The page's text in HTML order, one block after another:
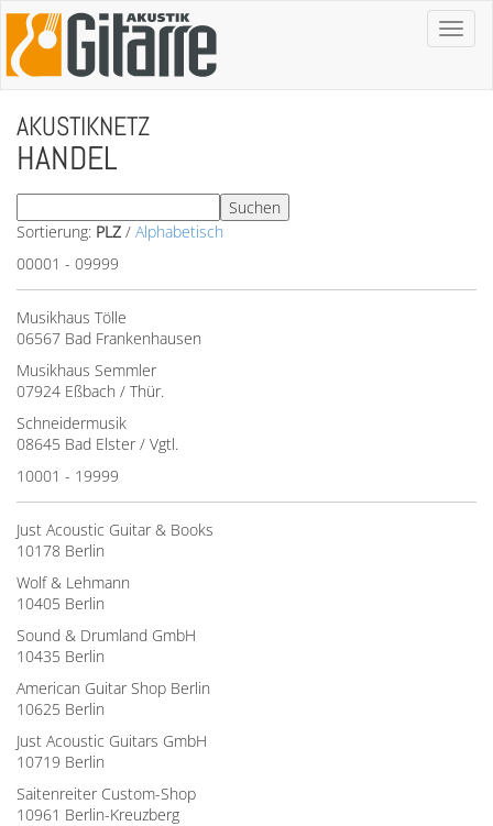
Toggle
AKUSTIKNETZ
HANDEL
Sortierung: PLZ / Alphabetisch
00001 - 09999
Musikhaus Tölle
06567 Bad Frankenhausen
Musikhaus Semmler
07924 Eßbach / Thür.
Schneidermusik
08645 Bad Elster / Vgtl.
10001 - 19999
Just Acoustic Guitar & Books
10178 Berlin
Wolf & Lehmann
10405 Berlin
Sound & Drumland GmbH
10435 Berlin
American Guitar Shop Berlin
10625 Berlin
Just Acoustic Guitars GmbH
10719 Berlin
Saitenreiter Custom-Shop
10961 Berlin-Kreuzberg